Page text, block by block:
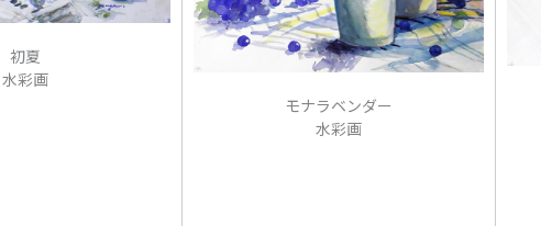
初夏
水彩画
モナラベンダー
水彩画